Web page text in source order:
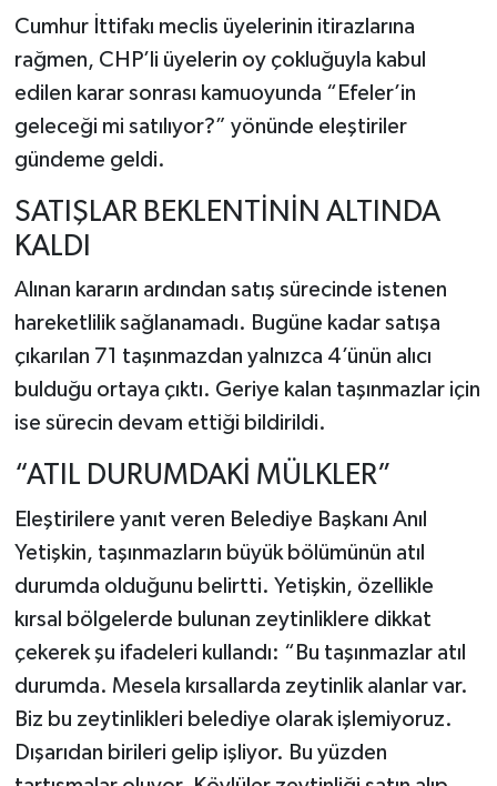
Cumhur İttifakı meclis üyelerinin itirazlarına
rağmen, CHP’li üyelerin oy çokluğuyla kabul
edilen karar sonrası kamuoyunda “Efeler’in
geleceği mi satılıyor?” yönünde eleştiriler
gündeme geldi.
SATIŞLAR BEKLENTİNİN ALTINDA
KALDI
Alınan kararın ardından satış sürecinde istenen
hareketlilik sağlanamadı. Bugüne kadar satışa
çıkarılan 71 taşınmazdan yalnızca 4’ünün alıcı
bulduğu ortaya çıktı. Geriye kalan taşınmazlar için
ise sürecin devam ettiği bildirildi.
“ATIL DURUMDAKİ MÜLKLER”
Eleştirilere yanıt veren Belediye Başkanı Anıl
Yetişkin, taşınmazların büyük bölümünün atıl
durumda olduğunu belirtti. Yetişkin, özellikle
kırsal bölgelerde bulunan zeytinliklere dikkat
çekerek şu ifadeleri kullandı: “Bu taşınmazlar atıl
durumda. Mesela kırsallarda zeytinlik alanlar var.
Biz bu zeytinlikleri belediye olarak işlemiyoruz.
Dışarıdan birileri gelip işliyor. Bu yüzden